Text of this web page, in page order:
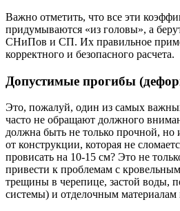
Важно отметить, что все эти
придумываются «из головы», а
СНиПов и СП. Их правильное
корректного и безопасного расчета.
Допустимые прогибы
Это, пожалуй, один из самых
часто не обращают должного
должна быть не только прочной, но
от конструкции, которая не
провисать на 10-15 см? Это не
привести к проблемам с
трещины в черепице, застой воды,
системы) и отделочным материалам